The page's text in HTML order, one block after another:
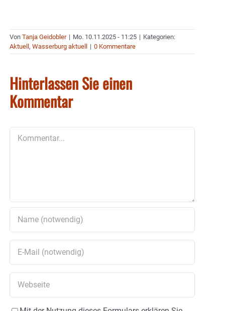
Von Tanja Geidobler | Mo. 10.11.2025 - 11:25 | Kategorien:
Aktuell, Wasserburg aktuell | 0 Kommentare
Hinterlassen Sie einen
Kommentar